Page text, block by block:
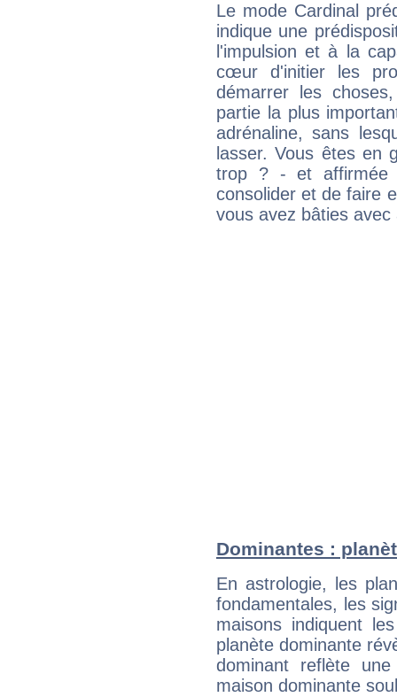
Le mode Cardinal
indique une
l'impulsion et à la
cœur d'initier les
démarrer les
partie la plus
adrénaline, sans
lasser. Vous êtes en
trop ? - et affirmée
consolider et de faire
vous avez bâties avec
Dominantes :
En astrologie, les
fondamentales, les
maisons indiquent
planète dominante
dominant reflète
maison dominante